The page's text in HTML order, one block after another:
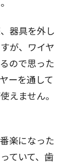
器具を外し
が、ワイヤ
ので思った
ーを通して
えません。
楽になった
ていて、歯